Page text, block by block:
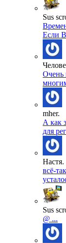
Sus
Если
Очень
mher.
А как
для
Настя.
всё-
Sus
@ ...